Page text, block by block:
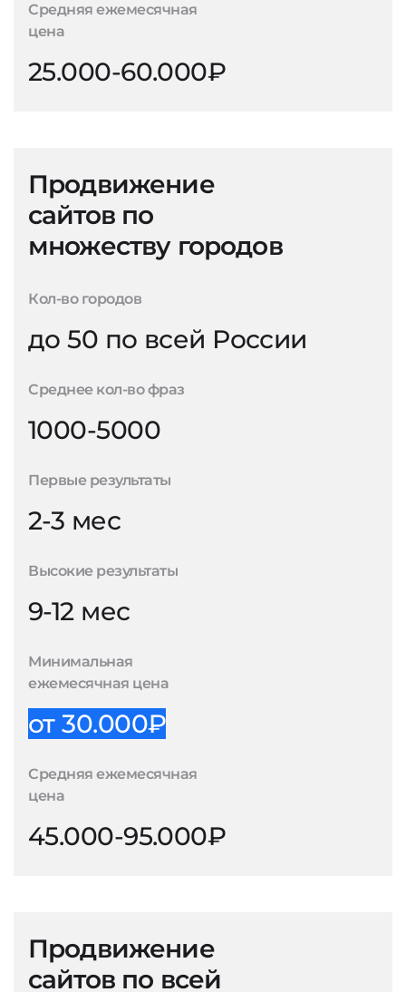
Средняя ежемесячная
цена
25.000-60.000₽
Продвижение
сайтов по
множеству городов
Кол-во городов
до 50 по всей России
Среднее кол-во фраз
1000-5000
Первые результаты
2-3 мес
Высокие результаты
9-12 мес
Минимальная
ежемесячная цена
от 30.000₽
Средняя ежемесячная
цена
45.000-95.000₽
Продвижение
сайтов по всей